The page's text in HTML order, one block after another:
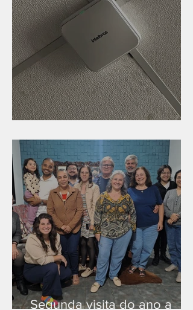
Segunda visita do ano a